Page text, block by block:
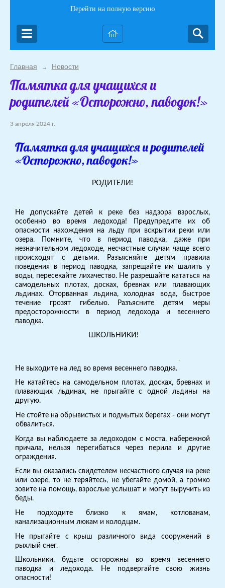
Перейти на полную версию
Главная → Новости
Памятка для учащихся и
родителей «Осторожно, паводок!»
3 апреля 2024 г.
Памятка для учащихся и родителей
«Осторожно, паводок!»
РОДИТЕЛИ!
Не допускайте детей к реке без надзора взрослых,
особенно во время ледохода! Предупредите их об
опасности нахождения на льду при вскрытии реки или
озера. Помните, что в период паводка, даже при
незначительном ледоходе, несчастные случаи чаще всего
происходят с детьми. Разъясняйте детям правила
поведения в период паводка, запрещайте им шалить у
воды, пересекайте лихачество. Не разрешайте кататься на
самодельных плотах, досках, бревнах или плавающих
льдинах. Оторванная льдина, холодная вода, быстрое
течение грозят гибелью. Разъясните детям меры
предосторожности в период ледохода и весеннего
паводка.
ШКОЛЬНИКИ!
Не выходите на лед во время весеннего паводка.
Не катайтесь на самодельном плотах, досках, бревнах и
плавающих льдинах, не прыгайте с одной льдины на
другую.
Не стойте на обрывистых и подмытых берегах - они могут
обвалиться.
Когда вы наблюдаете за ледоходом с моста, набережной
причала, нельзя перегибаться через перила и другие
ограждения.
Если вы оказались свидетелем несчастного случая на реке
или озере, то не теряйтесь, не убегайте домой, а громко
зовите на помощь, взрослые услышат и могут выручить из
беды.
Не подходите близко к ямам, котлованам,
канализационным люкам и колодцам.
Не прыгайте с крыш различного вида сооружений в
рыхлый снег.
Школьники, будьте осторожны во время весеннего
паводка и ледохода. Не подвергайте свою жизнь
опасности!